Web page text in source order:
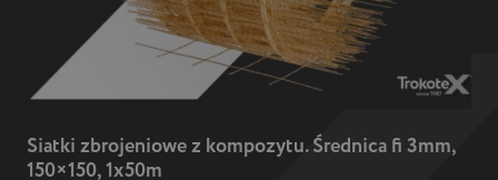
Siatki zbrojeniowe z kompozytu. Średnica fi 3mm,
150×150, 1x50m